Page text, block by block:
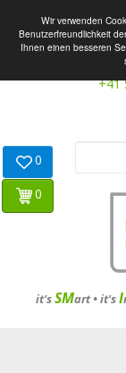
Wir verwenden
Benutzerfreundlichkeit
Ihnen einen besseren
+41
it'sSMart •it'sI
0
0